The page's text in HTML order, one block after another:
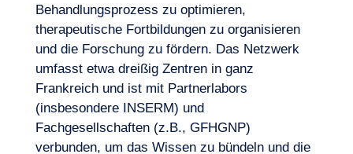
Behandlungsprozess zu optimieren,
therapeutische Fortbildungen zu organisieren
und die Forschung zu fördern. Das Netzwerk
umfasst etwa dreißig Zentren in ganz
Frankreich und ist mit Partnerlabors
(insbesondere INSERM) und
Fachgesellschaften (z.B., GFHGNP)
verbunden, um das Wissen zu bündeln und die